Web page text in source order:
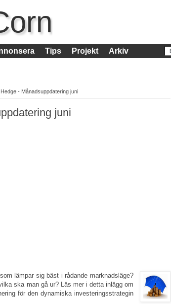
Tips Projekt Arkiv
- Månadsuppdatering juni
juni
lämpar sig bäst i rådande marknadsläge?
ska man gå ur? Läs mer i detta inlägg om
för den dynamiska investeringsstrategin